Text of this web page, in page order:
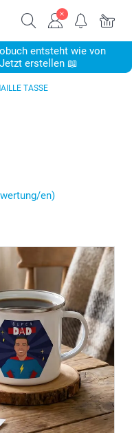
entsteht wie von
erstellen 📖
TASSE
en)